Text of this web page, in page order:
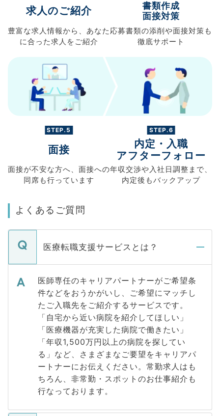
求人のご紹介
豊富な求人情報から、 あなた
に合った求人を ご紹介
書類作成
面接対策
応募書類の添削や面接対策も
徹底サポート
STEP.5
面接
面接が不安な方へ、 面接への
同席も行っています
STEP.6
内定・入職
アフターフォロー
年収交渉や入社日調整まで、
内定後もバックアップ
よくあるご質問
医療転職支援サービスとは？
医師専任のキャリアパートナーがご希望条
件などをおうかがいし、ご希望にマッチし
たご入職先をご紹介するサービスです。
「自宅から近い病院を紹介してほしい」
「医療機器が充実した病院で働きたい」
「年収1,500万円以上の病院を探してい
る」など、さまざまなご要望をキャリアパ
ートナーにお伝えください。常勤求人はも
ちろん、非常勤・スポットのお仕事紹介も
行なっております。